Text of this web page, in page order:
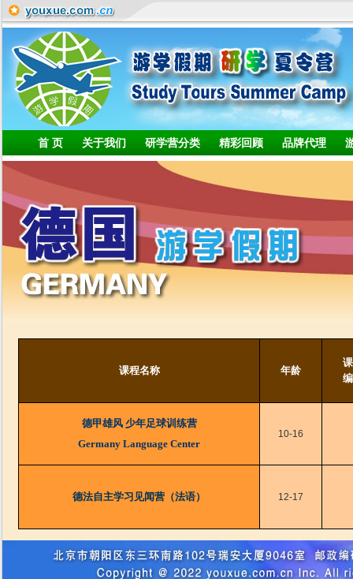
首 页 关于我们 研学营分类 精彩回顾 品牌代理
课程名称 年龄
德甲雄风 少年足球训练营
Germany Language Center
10-16
德法自主学习见闻营（法语） 12-17